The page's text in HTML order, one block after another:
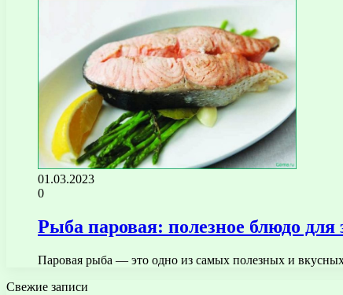
01.03.2023
0
Рыба паровая: полезное блюдо
Паровая рыба — это одно из самых полезных и
Свежие записи